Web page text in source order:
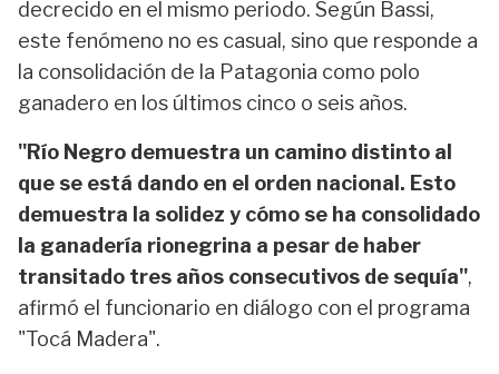
decrecido en el mismo periodo. Según Bassi,
este fenómeno no es casual, sino que responde a
la consolidación de la Patagonia como polo
ganadero en los últimos cinco o seis años.
"Río Negro demuestra un camino distinto al
que se está dando en el orden nacional. Esto
demuestra la solidez y cómo se ha consolidado
la ganadería rionegrina a pesar de haber
transitado tres años consecutivos de sequía",
afirmó el funcionario en diálogo con el programa
"Tocá Madera".